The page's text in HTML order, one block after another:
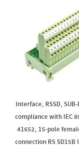
Interface, RSSD,
compliance with IEC
41652, 15-pole
connection RS SD15B